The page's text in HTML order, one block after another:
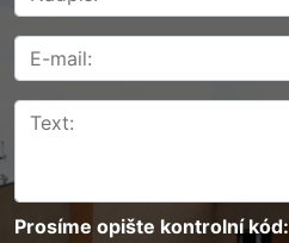
Prosíme opište kontrolní kód: